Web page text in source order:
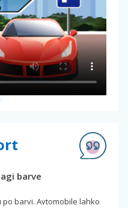
barve
barvi. Avtomobile lahko